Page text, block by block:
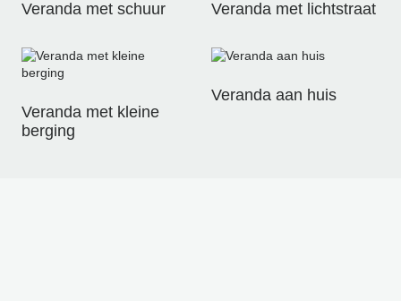
Veranda met schuur Veranda met lichtstraat
Veranda met kleine
berging
Veranda aan huis